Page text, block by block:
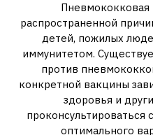
Пневмококковая
распространенной
детей, пожилых
иммунитетом.
против
конкретной вакцины
здоровья и
проконсультироваться
оптимального